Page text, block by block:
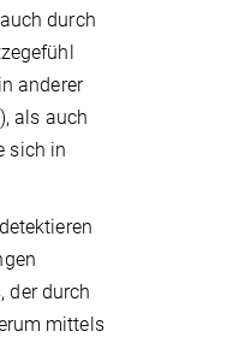
durch
anderer
als auch
sich in
der durch
mittels